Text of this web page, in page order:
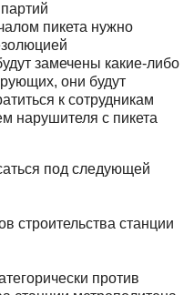
пикета нужно
замечены какие-либо
они будут
к сотрудникам
нарушителя с пикета
под следующей
строительства станции
против